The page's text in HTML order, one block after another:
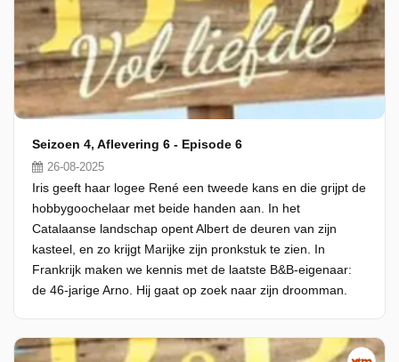
Seizoen 4, Aflevering 6 - Episode 6
26-08-2025
Iris geeft haar logee René een tweede kans en die grijpt de
hobbygoochelaar met beide handen aan. In het
Catalaanse landschap opent Albert de deuren van zijn
kasteel, en zo krijgt Marijke zijn pronkstuk te zien. In
Frankrijk maken we kennis met de laatste B&B-eigenaar:
de 46-jarige Arno. Hij gaat op zoek naar zijn droomman.